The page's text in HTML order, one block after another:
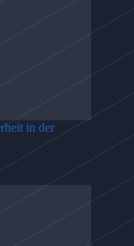
in der